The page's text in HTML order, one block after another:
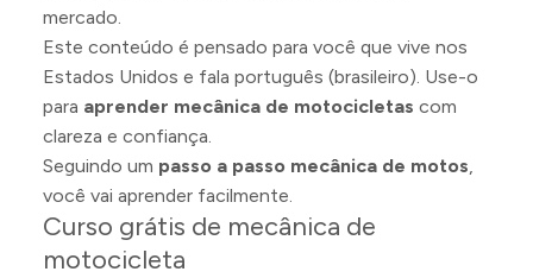
mercado.
Este conteúdo é pensado para você que vive nos
Estados Unidos e fala português (brasileiro). Use-o
para aprender mecânica de motocicletas com
clareza e confiança.
Seguindo um passo a passo mecânica de motos,
você vai aprender facilmente.
Curso grátis de mecânica de
motocicleta